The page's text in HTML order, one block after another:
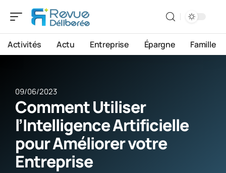
Activités Actu Entreprise Épargne Famille
09/06/2023
Comment Utiliser
l’Intelligence Artificielle
pour Améliorer votre
Entreprise